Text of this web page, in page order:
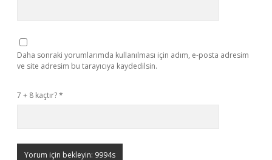
Daha sonraki yorumlarımda kullanılması için adım, e-posta adresim
ve site adresim bu tarayıcıya kaydedilsin.
7 + 8 kaçtır?*